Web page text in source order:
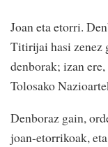
Joan eta etorri.
Titirijai hasi zenez
denborak; izan
Tolosako
Denboraz gain,
joan-etorrikoak,